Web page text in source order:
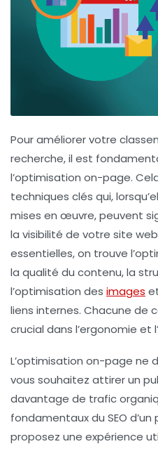
Pour améliorer votre
recherche, il est
l’optimisation on-page.
techniques clés qui,
mises en œuvre, peuvent
la visibilité de votre site
essentielles, on trouve
la qualité du contenu, la
l’optimisation des images
liens internes. Chacune de
crucial dans l’ergonomie
L’optimisation on-page ne
vous souhaitez attirer un
davantage de trafic
fondamentaux du SEO
proposez une expérience